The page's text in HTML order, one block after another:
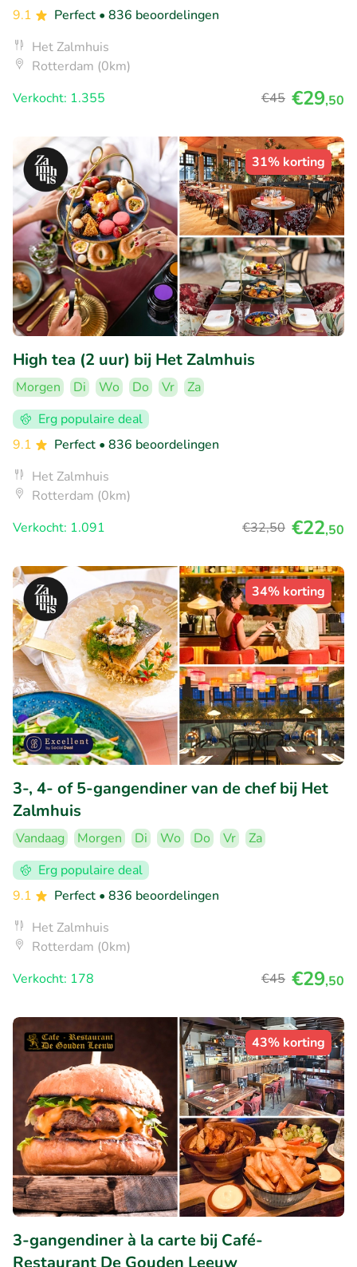
9.1
Perfect • 836 beoordelingen
Het Zalmhuis
Rotterdam (0km)
Verkocht: 1.355
€45 €29,50
31% korting
High tea (2 uur) bij Het Zalmhuis
Morgen Di Wo Do Vr
Za
Erg populaire deal
9.1
Perfect • 836 beoordelingen
Het Zalmhuis
Rotterdam (0km)
Verkocht: 1.091
€32,50 €22,50
34% korting
3-, 4- of 5-gangendiner van de chef bij Het
Zalmhuis
Vandaag Morgen Di Wo Do Vr
Za
Erg populaire deal
9.1
Perfect • 836 beoordelingen
Het Zalmhuis
Rotterdam (0km)
Verkocht: 178
€45 €29,50
43% korting
3-gangendiner à la carte bij Café-
Restaurant De Gouden Leeuw